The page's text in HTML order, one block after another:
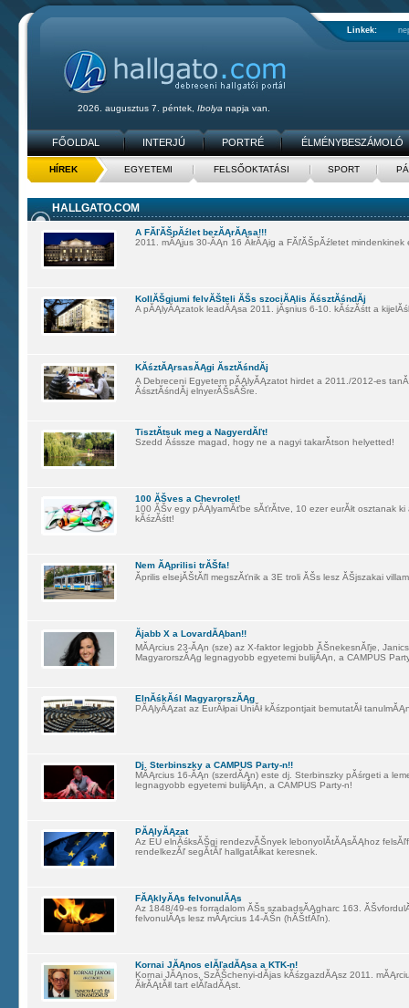
Linkek:
2026. augusztus 7. péntek, Ibolya napja van.
FŐOLDAL INTERJÚ PORTRÉ ÉLMÉNYBESZÁMOLÓ
HÍREK EGYETEMI FELSŐOKTATÁSI SPORT
HALLGATO.COM
A FĂľĂŠpĂźlet bezĂĄrĂĄsa!!!
2011. mĂĄjus 30-ĂĄn 16 ĂłrĂĄig a FĂľĂŠpĂźletet mindenkinek
KollĂŠgiumi felvĂŠteli ĂŠs szociĂĄlis ĂśsztĂśndĂ­j
A pĂĄlyĂĄzatok leadĂĄsa 2011. jĂşnius 6-10. kĂśzĂśtt a
KĂśztĂĄrsasĂĄgi ĂsztĂśndĂ­j
A Debreceni Egyetem pĂĄlyĂĄzatot hirdet a 2011./2012-es
ĂśsztĂśndĂ­j elnyerĂŠsĂŠre.
TisztĂ­tsuk meg a NagyerdĂľt!
Szedd Ăśssze magad, hogy ne a nagyi takarĂ­tson helyetted!
100 ĂŠves a Chevrolet!
100 ĂŠv egy pĂĄlyamĂťbe sĂťrĂ­tve, 10 ezer eurĂłt osztanak
kĂśzĂśtt!
Nem ĂĄprilisi trĂŠfa!
Ăprilis elsejĂŠtĂľl megszĂťnik a 3E troli ĂŠs lesz ĂŠjszakai
Ăjabb X a LovardĂĄban!!
MĂĄrcius 23-ĂĄn (sze) az X-faktor legjobb ĂŠnekesnĂľje,
MagyarorszĂĄg legnagyobb egyetemi bulijĂĄn, a CAMPUS
ElnĂśkĂśl MagyarorszĂĄg
PĂĄlyĂĄzat az EurĂłpai UniĂł kĂśzpontjait bemutatĂł
Dj. Sterbinszky a CAMPUS Party-n!!
MĂĄrcius 16-ĂĄn (szerdĂĄn) este dj. Sterbinszky pĂśrgeti a
legnagyobb egyetemi bulijĂĄn, a CAMPUS Party-n!
PĂĄlyĂĄzat
Az EU elnĂśksĂŠgi rendezvĂŠnyek lebonyolĂ­tĂĄsĂĄhoz
rendelkezĂľ segĂ­tĂľ hallgatĂłkat keresnek.
FĂĄklyĂĄs felvonulĂĄs
Az 1848/49-es forradalom ĂŠs szabadsĂĄgharc 163.
felvonulĂĄs lesz mĂĄrcius 14-ĂŠn (hĂŠtfĂľn).
Kornai JĂĄnos elĂľadĂĄsa a KTK-n!
Kornai JĂĄnos, SzĂŠchenyi-dĂ­jas kĂśzgazdĂĄsz 2011.
ĂłrĂĄtĂłl tart elĂľadĂĄst.